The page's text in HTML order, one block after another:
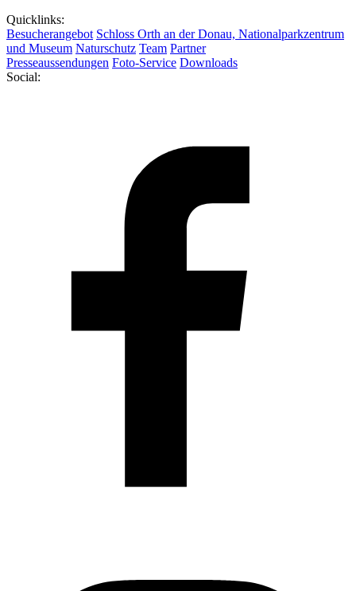
Quicklinks:
Besucherangebot Schloss Orth an der Donau, Nationalparkzentrum
und Museum Naturschutz Team Partner
Presseaussendungen Foto-Service Downloads
Social: